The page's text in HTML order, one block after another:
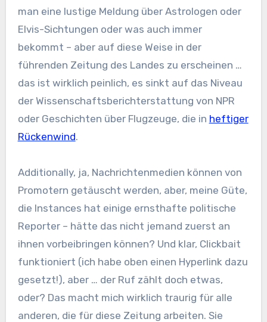
man eine lustige Meldung über Astrologen oder
Elvis-Sichtungen oder was auch immer
bekommt – aber auf diese Weise in der
führenden Zeitung des Landes zu erscheinen …
das ist wirklich peinlich, es sinkt auf das Niveau
der Wissenschaftsberichterstattung von NPR
oder Geschichten über Flugzeuge, die in heftiger
Rückenwind.
Additionally, ja, Nachrichtenmedien können von
Promotern getäuscht werden, aber, meine Güte,
die Instances hat einige ernsthafte politische
Reporter – hätte das nicht jemand zuerst an
ihnen vorbeibringen können? Und klar, Clickbait
funktioniert (ich habe oben einen Hyperlink dazu
gesetzt!), aber … der Ruf zählt doch etwas,
oder? Das macht mich wirklich traurig für alle
anderen, die für diese Zeitung arbeiten. Sie